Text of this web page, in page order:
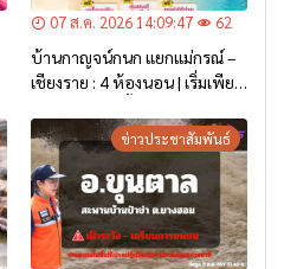
07 ส.ค. 2026 14:09:47 62
บ้านกาญจน์กนก แยกแม่กรณ์ –
เชียงราย : 4 ห้องนอน | เริ่มเพียง
ข่าวประชาสัมพันธ์